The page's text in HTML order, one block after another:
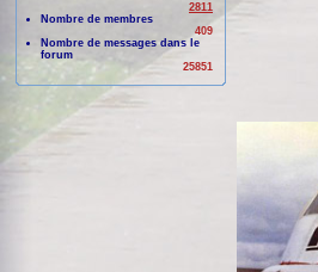
2811
Nombre de membres
409
Nombre de messages dans le
forum
25851